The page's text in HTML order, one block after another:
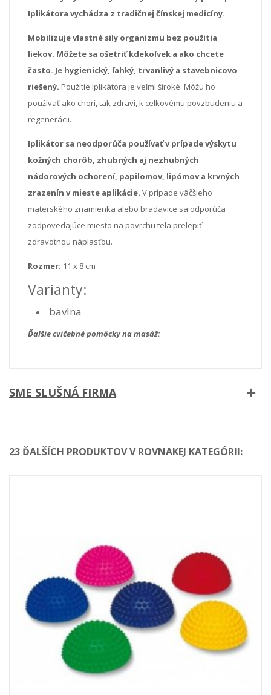
Iplikátora vychádza z tradičnej čínskej medicíny.
Mobilizuje vlastné sily organizmu bez použitia
liekov. Môžete sa ošetriť kdekoľvek a ako chcete
často. Je hygienický, ľahký, trvanlivý a stavebnicovo
riešený. Použitie Iplikátora je veľmi široké. Môžu ho
používať ako chorí, tak zdraví, k celkovému povzbudeniu a
regenerácii.
Iplikátor sa neodporúča používať v prípade výskytu
kožných chorôb, zhubných aj nezhubných
nádorových ochorení, papilomov, lipómov a krvných
zrazenín v mieste aplikácie. V prípade väčšieho
materského znamienka alebo bradavice sa odporúča
zodpovedajúce miesto na povrchu tela prelepiť
zdravotnou náplasťou.
Rozmer: 11 x 8 cm
Varianty:
bavlna
Ďalšie cvičebné pomôcky na masáž:
SME SLUŠNÁ FIRMA
23 ĎALŠÍCH PRODUKTOV V ROVNAKEJ KATEGÓRII: